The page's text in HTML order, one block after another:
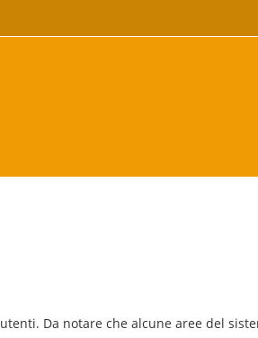
Da notare che alcune aree del